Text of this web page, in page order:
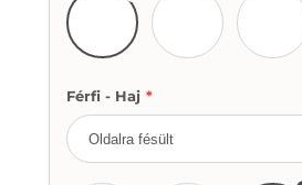
Világoskék Sötétkék
Férfi - Haj *